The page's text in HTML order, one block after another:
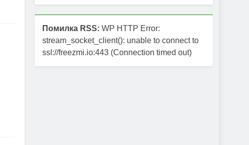
Помилка RSS: WP HTTP Error:
stream_socket_client(): unable to connect to
ssl://freezmi.io:443 (Connection timed out)